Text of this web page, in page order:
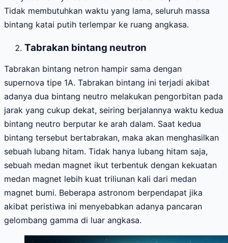
Tidak membutuhkan waktu yang lama, seluruh massa
bintang katai putih terlempar ke ruang angkasa.
Tabrakan bintang neutron
Tabrakan bintang netron hampir sama dengan
supernova tipe 1A. Tabrakan bintang ini terjadi akibat
adanya dua bintang neutro melakukan pengorbitan pada
jarak yang cukup dekat, seiring berjalannya waktu kedua
bintang neutro berputar ke arah dalam. Saat kedua
bintang tersebut bertabrakan, maka akan menghasilkan
sebuah lubang hitam. Tidak hanya lubang hitam saja,
sebuah medan magnet ikut terbentuk dengan kekuatan
medan magnet lebih kuat triliunan kali dari medan
magnet bumi. Beberapa astronom berpendapat jika
akibat peristiwa ini menyebabkan adanya pancaran
gelombang gamma di luar angkasa.